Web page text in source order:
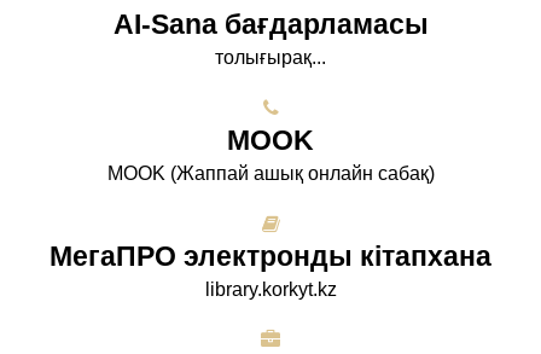
AI-Sana бағдарламасы
толығырақ...
МООK
МООK (Жаппай ашық онлайн сабақ)
МегаПРО электронды кітапхана
library.korkyt.kz